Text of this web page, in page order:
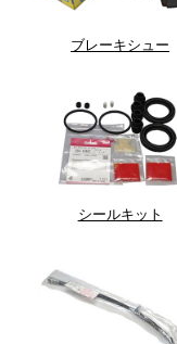
ブレーキシュー
シールキット